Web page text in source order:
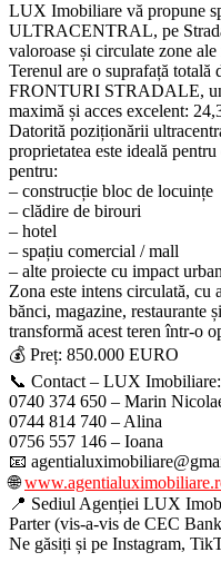
LUX Imobiliare vă propune
ULTRACENTRAL, pe
valoroase și circulate zone
Terenul are o suprafață totală
FRONTURI STRADALE,
maximă și acces excelent:
Datorită poziționării
proprietatea este ideală
pentru:
– construcție bloc de locuințe
– clădire de birouri
– hotel
– spațiu comercial / mall
– alte proiecte cu impact
Zona este intens circulată, cu
bănci, magazine, restaurante
transformă acest teren într-o
💰 Preț: 850.000 EURO
📞 Contact – LUX Imobiliare:
0740 374 650 – Marin
0744 814 740 – Alina
0756 557 146 – Ioana
📧
🌐
📍 Sediul Agenției LUX
Parter (vis-a-vis de CEC
Ne găsiți și pe Instagram,